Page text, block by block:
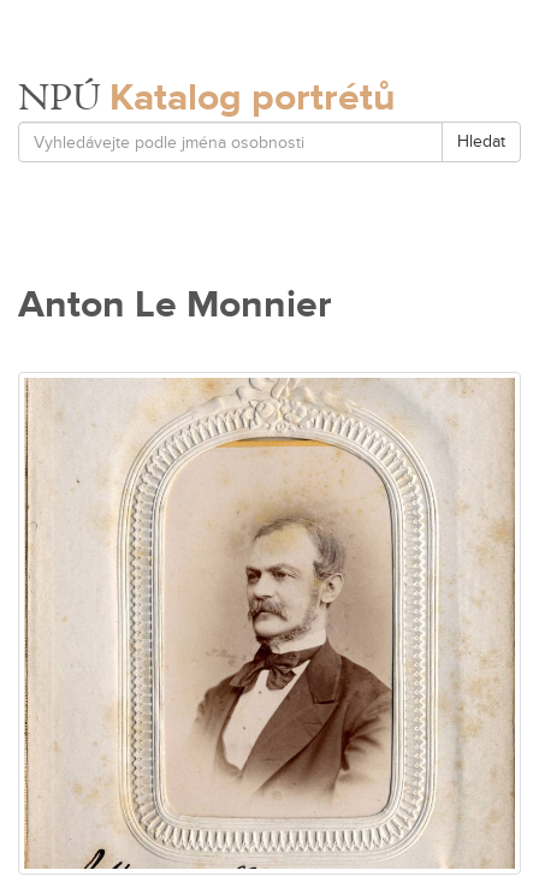
NPÚ Katalog portrétů
Hledat
Anton Le Monnier